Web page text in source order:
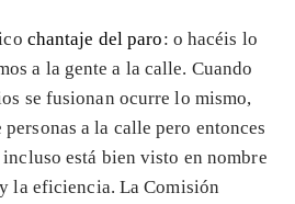
chantaje del paro: o hacéis lo
a la gente a la calle. Cuando
se fusionan ocurre lo mismo,
a la calle pero entonces
está bien visto en nombre
la eficiencia. La Comisión